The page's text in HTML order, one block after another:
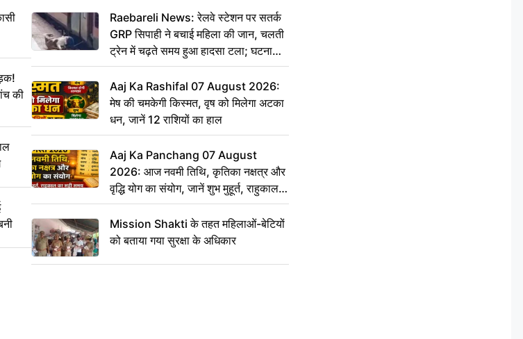
की
Raebareli News: रेलवे स्टेशन पर सतर्क
GRP सिपाही ने बचाई महिला की जान, चलती
ट्रेन में चढ़ते समय हुआ हादसा टला; घटना
CCTV में कैद
Aaj Ka Rashifal 07 August 2026:
मेष की चमकेगी किस्मत, वृष को मिलेगा अटका
धन, जानें 12 राशियों का हाल
Aaj Ka Panchang 07 August
2026: आज नवमी तिथि, कृतिका नक्षत्र और
वृद्धि योग का संयोग, जानें शुभ मुहूर्त, राहुकाल
का सही समय
Mission Shakti के तहत महिलाओं-बेटियों
को बताया गया सुरक्षा के अधिकार